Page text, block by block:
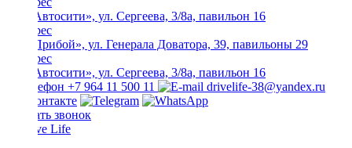
ТЦ «Автосити», ул. Сергеева, 3/8а, павильон 16
ТЦ «Прибой», ул. Генерала Доватора, 39, павильоны 29
ТЦ «Автосити», ул. Сергеева, 3/8а, павильон 16
+7 964 11 500 11
drivelife-38@yandex.ru
Заказать звонок